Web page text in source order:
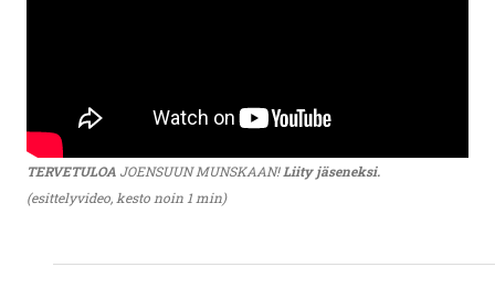
TERVETULOA JOENSUUN MUNSKAAN!Liity jäseneksi.
(esittelyvideo, kesto noin 1 min)